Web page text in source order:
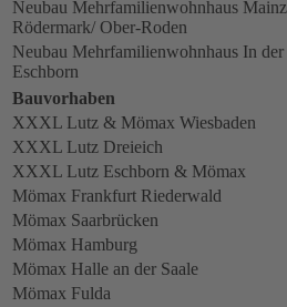
Neubau Mehrfamilienwohnhaus
Rödermark/ Ober-Roden
Neubau Mehrfamilienwohnhaus In der
Eschborn
Bauvorhaben
XXXL Lutz & Mömax Wiesbaden
XXXL Lutz Dreieich
XXXL Lutz Eschborn & Mömax
Mömax Frankfurt Riederwald
Mömax Saarbrücken
Mömax Hamburg
Mömax Halle an der Saale
Mömax Fulda